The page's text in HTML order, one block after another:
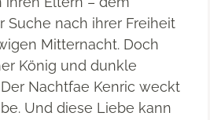
Suche nach ihrer Freiheit
Mitternacht. Doch
König und dunkle
Nachtfae Kenric weckt
Und diese Liebe kann